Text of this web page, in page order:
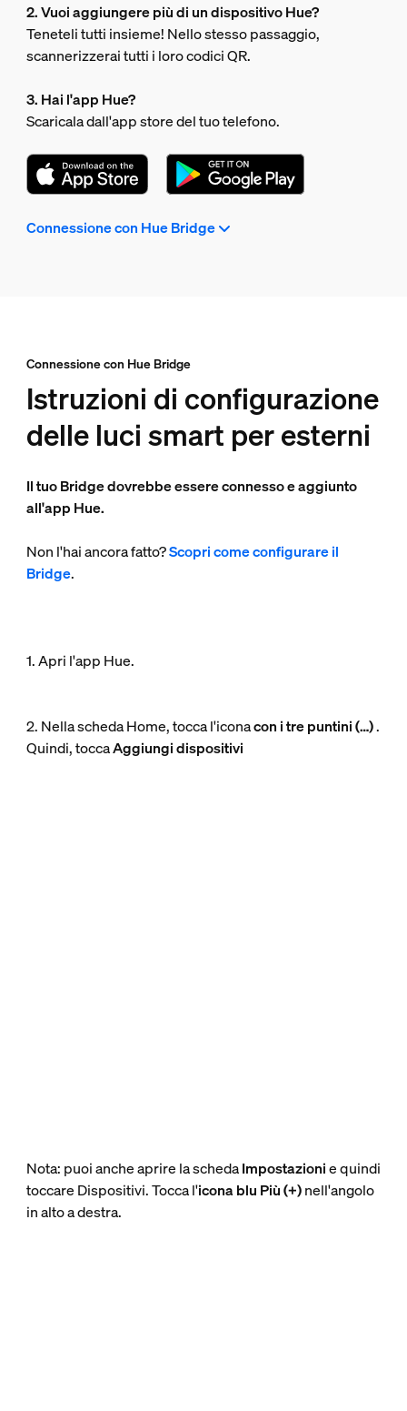
2. Vuoi aggiungere più di un dispositivo Hue?
Teneteli tutti insieme! Nello stesso passaggio,
scannerizzerai tutti i loro codici QR.
3. Hai l'app Hue?
Scaricala dall'app store del tuo telefono.
Connessione con Hue Bridge
Connessione con Hue Bridge
Istruzioni di configurazione
delle luci smart per esterni
Il tuo Bridge dovrebbe essere connesso e aggiunto
all'app Hue.
Non l'hai ancora fatto?Scopri come configurare il
Bridge.
1. Apri l'app Hue.
2. Nella scheda Home, tocca l'iconacon i tre puntini (…).
Quindi, toccaAggiungi dispositivi
Nota: puoi anche aprire la schedaImpostazionie quindi
toccare Dispositivi. Tocca l'icona blu Più (+)nell'angolo
in alto a destra.